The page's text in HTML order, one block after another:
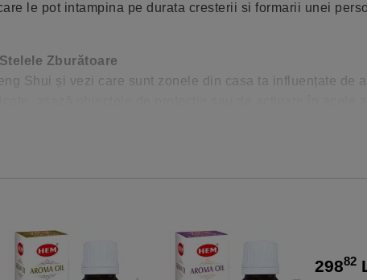
le pot intampina pe durata cresterii si formarii unei
Zburătoare
Shui și vezi care sunt zonele din casa ta influențate de
29882